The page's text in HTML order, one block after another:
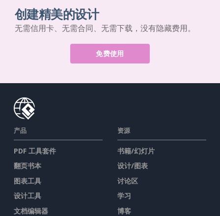
创建精美的设计
无需信用卡、无需合同、无需下载，没有隐藏费用。
免费使用
产品
PDF 工具套件
翻页书本
图表工具
设计工具
文档编辑器
资源
书籍/幻灯片
设计/图表
讨论区
学习
博客